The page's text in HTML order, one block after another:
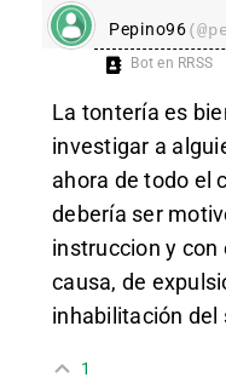
Pepino96
Bot en RRSS
La tontería es
investigar a
ahora de todo el
debería ser
instruccion y con
causa, de
inhabilitación del
1